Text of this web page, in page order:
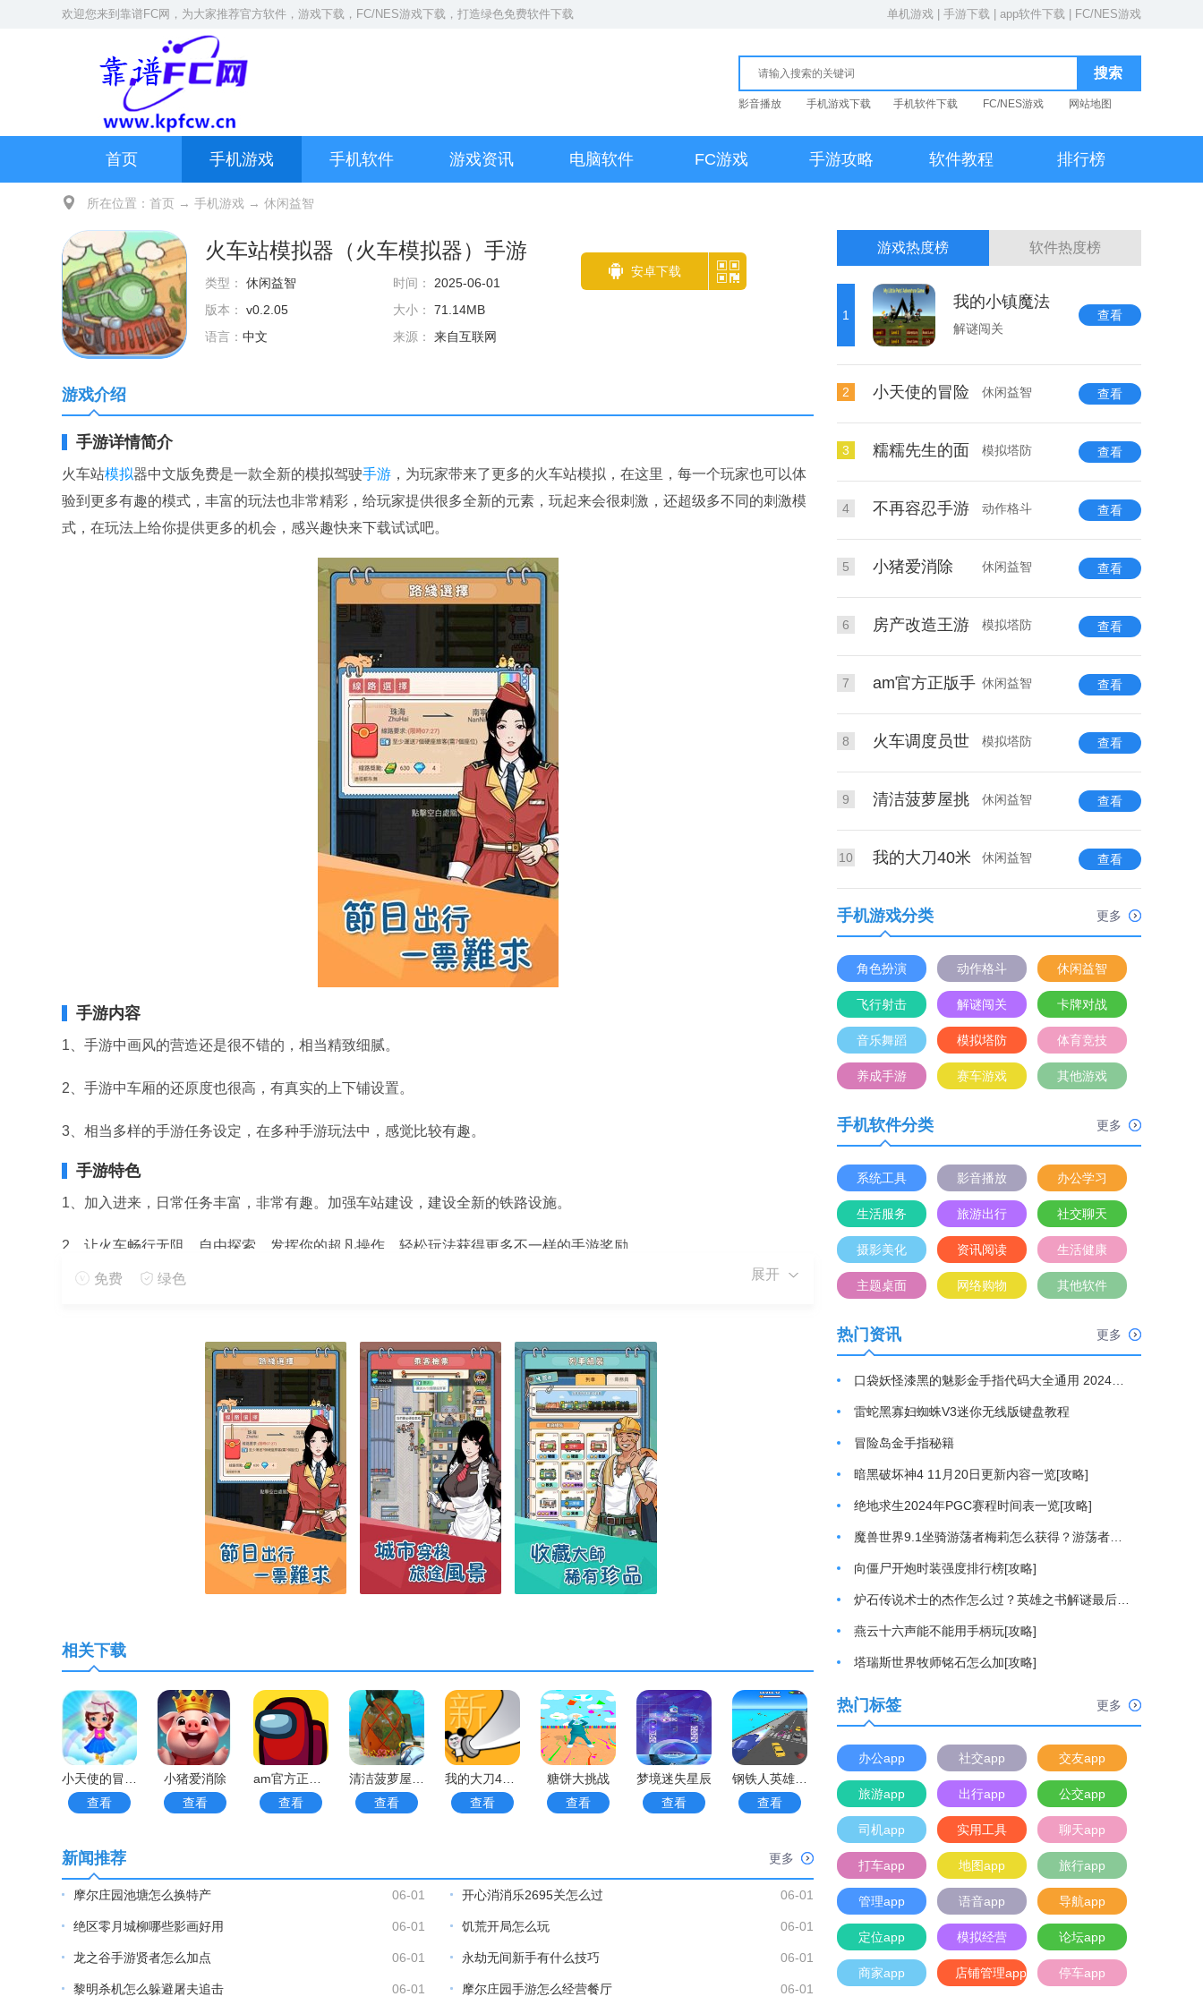
欢迎您来到 靠谱FC网 ，为大家推荐官方软件，游戏下载， FC/NES游戏下载 ，打造绿色免费软件下载 单机游戏 手游下载 app软件下载 FC/NES游戏
影音播放 手机游戏下载 手机软件下载 FC/NES游戏 网站地图
首页 手机游戏 手机软件 游戏资讯 电脑软件 FC游戏 手游攻略 软件教程 排行榜
所在位置： 首页 → 手机游戏 → 休闲益智
火车站模拟器（火车模拟器）手游
类型： 休闲益智 时间： 2025-06-01
版本： v0.2.05 大小：
71.14MB
语言： 中文 来源： 来自互联网
安卓下载
游戏介绍
手游详情简介
火车站模拟器中文版免费是一款全新的模拟驾驶手游 ，为玩家带来了更多的火车站模拟，在这里，每一个玩家也可以体
验到更多有趣的模式，丰富的玩法也非常精彩，给玩家提供很多全新的元素，玩起来会很刺激，还超级多不同的刺激模
式，在玩法上给你提供更多的机会，感兴趣快来下载试试吧。
手游内容
1、手游中画风的营造还是很不错的，相当精致细腻。
2、手游中车厢的还原度也很高，有真实的上下铺设置。
3、相当多样的手游任务设定，在多种手游玩法中，感觉比较有趣。
手游特色
1、加入进来，日常任务丰富，非常有趣。加强车站建设，建设全新的铁路设施。
2、让火车畅行无阻，自由探索，发挥你的超凡操作，轻松玩法获得更多不一样的手游奖励。
3、不要错过分享你的手游经验，自由互动充满无限乐趣，享受你自己的手游之旅。
1、有趣的休闲元素加入其中，自由发挥可以轻松开启让人爱不释手的各种意志。
2、休闲元素，带给你前所未有的乐趣，极致休闲玩法。
3、精彩的手游内容，等你开榜，自由竞争，成为最强大的铁路大亨。
火车站模拟器怎么玩
1、手游中可供选择的交通工具非常多，各种不同的车型在这里都有。
2、每天都会设定一些日常任务，完成这些任务会有丰厚的奖励。
火车站模拟器好不好玩
1、火车站模拟器是一款有趣好玩的驾驶模拟手游，手游的图形设计非常丰富和令人兴奋。
2、在这里，用户可以自由体验驾驶手游的乐趣，在手游中，玩家只需要驾驶自己的火车通过简单的操作来执行运输任
务。
3、玩家需要在指定时间内将货物送到指定地点，完成任务并获得货款。
免费 绿色 展开
相关下载
查看
小猪爱消除
查看
查看
查看
查看
糖饼大挑战
查看
梦境迷失星辰
查看
查看
新闻推荐 更多
摩尔庄园池塘怎么换特产 06-01 开心消消乐2695关怎么过 06-01
绝区零月城柳哪些影画好用 06-01 饥荒开局怎么玩 06-01
龙之谷手游贤者怎么加点 06-01 永劫无间新手有什么技巧 06-01
黎明杀机怎么躲避屠夫追击 06-01 摩尔庄园手游怎么经营餐厅 06-01
游戏热度榜 软件热度榜
1
我的小镇魔法
解谜闯关
查看
2 小天使的冒险 休闲益智 查看
3 糯糯先生的面 模拟塔防 查看
4 不再容忍手游 动作格斗 查看
5 小猪爱消除 休闲益智 查看
6 房产改造王游 模拟塔防 查看
7 am官方正版手 休闲益智 查看
8 火车调度员世 模拟塔防 查看
9 清洁菠萝屋挑 休闲益智 查看
10 我的大刀40米 休闲益智 查看
手机游戏分类 更多
角色扮演 动作格斗 休闲益智
飞行射击 解谜闯关 卡牌对战
音乐舞蹈 模拟塔防 体育竞技
养成手游 赛车游戏 其他游戏
手机软件分类 更多
系统工具 影音播放 办公学习
生活服务 旅游出行 社交聊天
摄影美化 资讯阅读 生活健康
主题桌面 网络购物 其他软件
热门资讯 更多
雷蛇黑寡妇蜘蛛V3迷你无线版键盘教程
冒险岛金手指秘籍
暗黑破坏神4 11月20日更新内容一览[攻略]
绝地求生2024年PGC赛程时间表一览[攻略]
向僵尸开炮时装强度排行榜[攻略]
燕云十六声能不能用手柄玩[攻略]
塔瑞斯世界牧师铭石怎么加[攻略]
热门标签 更多
办公app 社交app 交友app
旅游app 出行app 公交app
司机app 实用工具 聊天app
打车app 地图app 旅行app
管理app 语音app 导航app
定位app 模拟经营 论坛app
商家app 店铺管理app 停车app